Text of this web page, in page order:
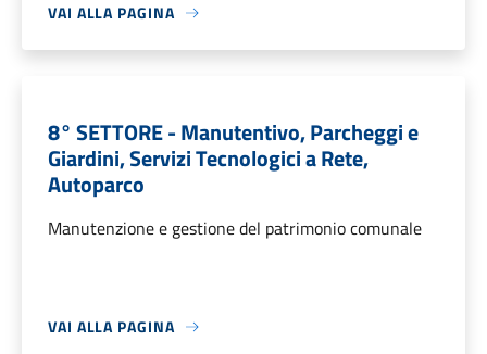
VAI ALLA PAGINA
8° SETTORE - Manutentivo, Parcheggi e
Giardini, Servizi Tecnologici a Rete,
Autoparco
Manutenzione e gestione del patrimonio comunale
VAI ALLA PAGINA